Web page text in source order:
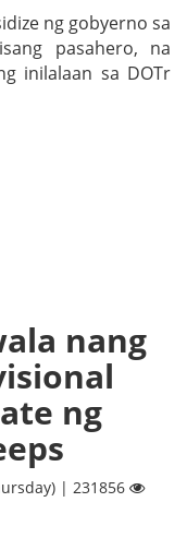
ng gobyerno sa
pasahero, na
inilalaan sa DOTr
nang
ng
| 231856